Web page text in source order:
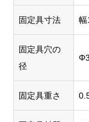
固定具寸法 幅
固定具穴の
径
固定具重さ